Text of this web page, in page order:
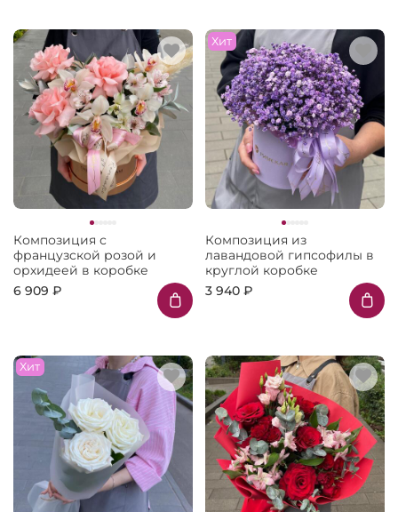
Композиция с
французской розой и
орхидеей в коробке
6 909 ₽
Хит
Композиция из
лавандовой гипсофилы в
круглой коробке
3 940 ₽
Хит